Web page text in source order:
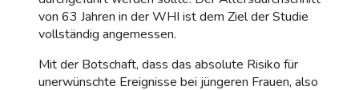
von 63 Jahren in der WHI ist dem Ziel der Studie
vollständig angemessen.
Mit der Botschaft, dass das absolute Risiko für
unerwünschte Ereignisse bei jüngeren Frauen, also